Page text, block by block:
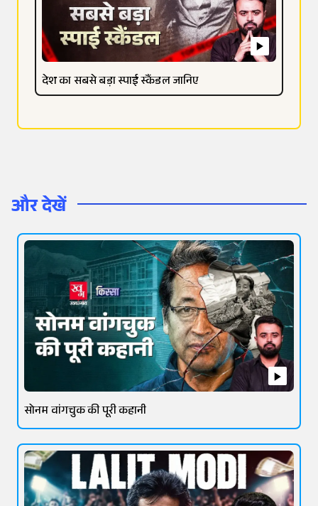
देश का सबसे बड़ा स्पाई स्कैंडल जानिए
और देखें
सोनम वांगचुक की पूरी कहानी